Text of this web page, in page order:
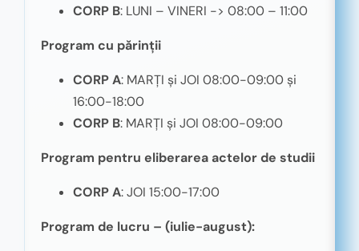
CORP B: LUNI – VINERI -> 08:00 – 11:00
Program cu părinții
CORP A: MARȚI și JOI 08:00-09:00 și
16:00-18:00
CORP B: MARȚI și JOI 08:00-09:00
Program pentru eliberarea actelor de studii
CORP A: JOI 15:00-17:00
Program de lucru – (iulie-august):